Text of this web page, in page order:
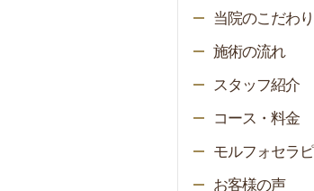
当院のこだわり
施術の流れ
スタッフ紹介
コース・料金
モルフォセラ
お客様の声